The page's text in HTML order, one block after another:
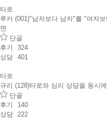
타로
루카 (001)"남자보다 남자"를 "여자
면
단골
후기
324
상담 401
타로
규리 (128)타로와 심리 상담을 동시
단골
후기
140
상담 222